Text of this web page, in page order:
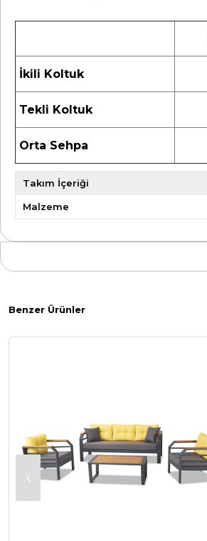
İkili Koltuk
Tekli Koltuk
Orta Sehpa
Takım İçeriği
Malzeme
Benzer Ürünler